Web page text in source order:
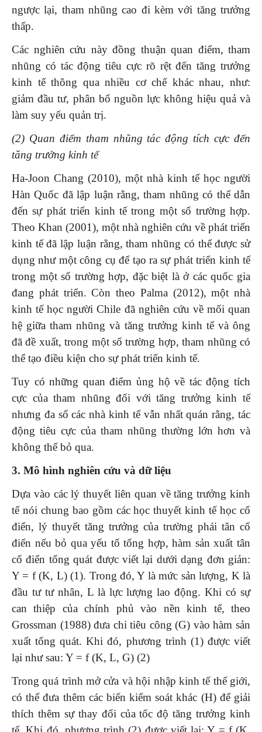
ngược lại, tham nhũng cao đi kèm với tăng trưởng
thấp.
Các nghiên cứu này đồng thuận quan điểm, tham
nhũng có tác động tiêu cực rõ rệt đến tăng trưởng
kinh tế thông qua nhiều cơ chế khác nhau, như:
giảm đầu tư, phân bổ nguồn lực không hiệu quả và
làm suy yếu quản trị.
(2) Quan điểm tham nhũng tác động tích cực đến
tăng trưởng kinh tế
Ha-Joon Chang (2010), một nhà kinh tế học người
Hàn Quốc đã lập luận rằng, tham nhũng có thể dẫn
đến sự phát triển kinh tế trong một số trường hợp.
Theo Khan (2001), một nhà nghiên cứu về phát triển
kinh tế đã lập luận rằng, tham nhũng có thể được sử
dụng như một công cụ để tạo ra sự phát triển kinh tế
trong một số trường hợp, đặc biệt là ở các quốc gia
đang phát triển. Còn theo Palma (2012), một nhà
kinh tế học người Chile đã nghiên cứu về mối quan
hệ giữa tham nhũng và tăng trưởng kinh tế và ông
đã đề xuất, trong một số trường hợp, tham nhũng có
thể tạo điều kiện cho sự phát triển kinh tế.
Tuy có những quan điểm ủng hộ về tác động tích
cực của tham nhũng đối với tăng trưởng kinh tế
nhưng đa số các nhà kinh tế vẫn nhất quán rằng, tác
động tiêu cực của tham nhũng thường lớn hơn và
không thể bỏ qua.
3. Mô hình nghiên cứu và dữ liệu
Dựa vào các lý thuyết liên quan về tăng trưởng kinh
tế nói chung bao gồm các học thuyết kinh tế học cổ
điển, lý thuyết tăng trưởng của trường phái tân cổ
điển nếu bỏ qua yếu tố tổng hợp, hàm sản xuất tân
cổ điển tổng quát được viết lại dưới dạng đơn giản:
Y = f (K, L) (1). Trong đó, Y là mức sản lượng, K là
đầu tư tư nhân, L là lực lượng lao động. Khi có sự
can thiệp của chính phủ vào nền kinh tế, theo
Grossman (1988) đưa chi tiêu công (G) vào hàm sản
xuất tổng quát. Khi đó, phương trình (1) được viết
lại như sau: Y = f (K, L, G) (2)
Trong quá trình mở cửa và hội nhập kinh tế thế giới,
có thể đưa thêm các biến kiểm soát khác (H) để giải
thích thêm sự thay đổi của tốc độ tăng trưởng kinh